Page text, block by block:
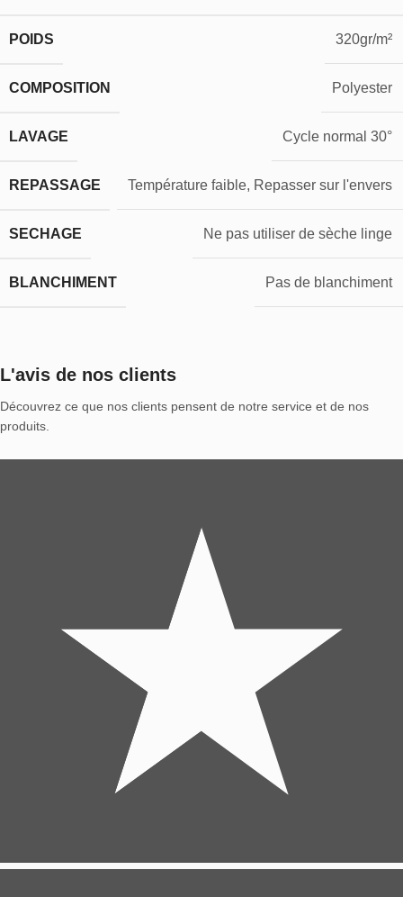
POIDS 320gr/m²
COMPOSITION Polyester
LAVAGE Cycle normal 30°
REPASSAGE Température faible, Repasser sur l'envers
SECHAGE Ne pas utiliser de sèche linge
BLANCHIMENT Pas de blanchiment
L'avis de nos clients
Découvrez ce que nos clients pensent de notre service et de nos
produits.